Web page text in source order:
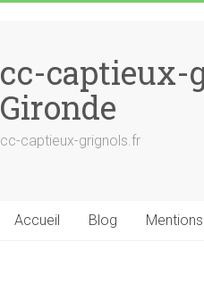
cc-captieux-
Gironde
cc-captieux-grignols.fr
Accueil Blog